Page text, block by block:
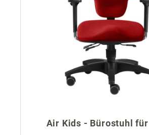
Air Kids - Bürostuhl